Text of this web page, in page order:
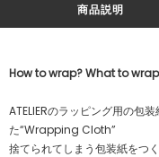
商品説明
How to wrap? What to
ATELIERのラッピング用の包
た“Wrapping Cloth”
捨てられてしまう包装紙をつ